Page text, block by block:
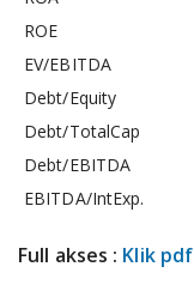
ROE
EV/EBITDA
Debt/Equity
Debt/TotalCap
Debt/EBITDA
EBITDA/IntExp.
Full akses : Klik pdf